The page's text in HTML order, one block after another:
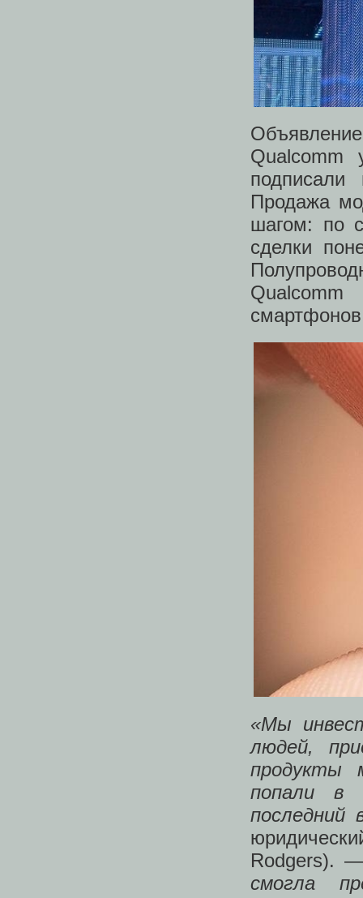
Qualcomm
подписали
Продажа
шагом: по
сделки
«Мы
людей,
продукты
попали в
последний
Rodgers).
смогла